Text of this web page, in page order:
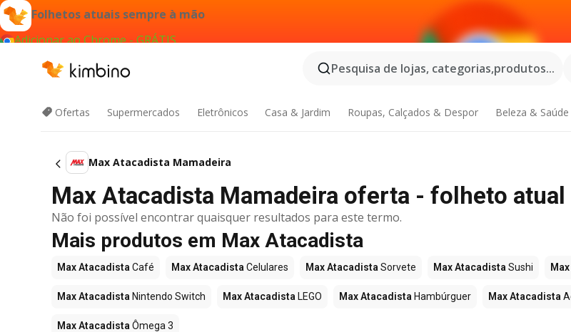
Folhetos atuais sempre à mão
Adicionar ao Chrome - GRÁTIS
Pesquisa de lojas, categorias,produtos...
Ofertas Supermercados Eletrônicos Casa & Jardim Roupas, Calçados & Despor Beleza & Saúde
Max Atacadista Mamadeira
Max Atacadista Mamadeira oferta - folheto atual
Não foi possível encontrar quaisquer resultados para este termo.
Mais produtos em Max Atacadista
Max Atacadista Café Max Atacadista Celulares Max Atacadista Sorvete Max Atacadista Sushi
Max Atacadista Nintendo Switch Max Atacadista LEGO Max Atacadista Hambúrguer Max Atacadista
Max Atacadista Ômega 3